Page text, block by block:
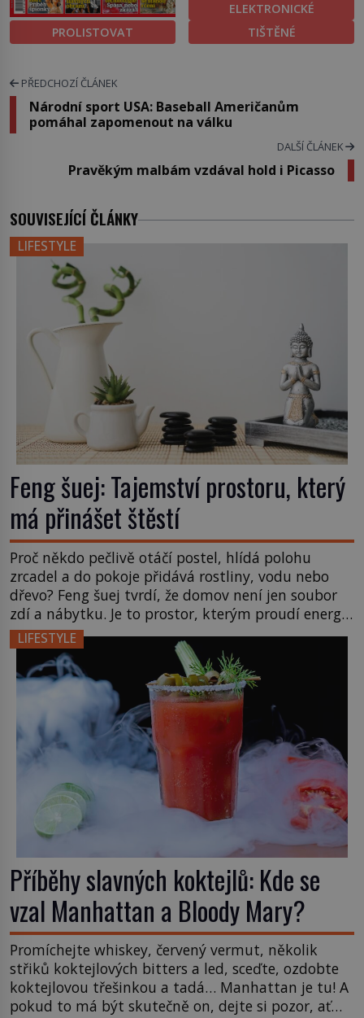
PROLISTOVAT
ELEKTRONICKÉ
TIŠTĚNÉ
PŘEDCHOZÍ ČLÁNEK
Národní sport USA: Baseball Američanům
pomáhal zapomenout na válku
DALŠÍ ČLÁNEK
Pravěkým malbám vzdával hold i Picasso
SOUVISEJÍCÍ ČLÁNKY
LIFESTYLE
Feng šuej: Tajemství prostoru, který
má přinášet štěstí
Proč někdo pečlivě otáčí postel, hlídá polohu
zrcadel a do pokoje přidává rostliny, vodu nebo
dřevo? Feng šuej tvrdí, že domov není jen soubor
zdí a nábytku. Je to prostor, kterým proudí energie
čchi a jeho uspořádání může ovlivňovat, jak se v
něm člověk cítí. Feng šuej má kořeny ve staré Číně
a jeho historie […]
LIFESTYLE
Příběhy slavných koktejlů: Kde se
vzal Manhattan a Bloody Mary?
Promíchejte whiskey, červený vermut, několik
střiků koktejlových bitters a led, sceďte, ozdobte
koktejlovou třešinkou a tadá… Manhattan je tu! A
pokud to má být skutečně on, dejte si pozor, ať